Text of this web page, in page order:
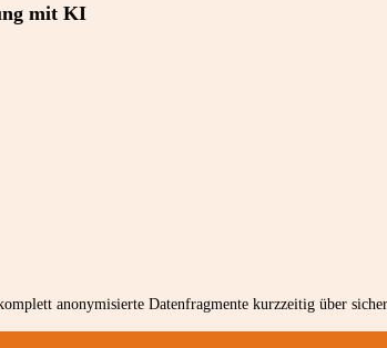
mit KI
anonymisierte Datenfragmente kurzzeitig über